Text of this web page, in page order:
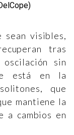
sean visibles,
tras
sin
está en la
que
mantiene la
a cambios en